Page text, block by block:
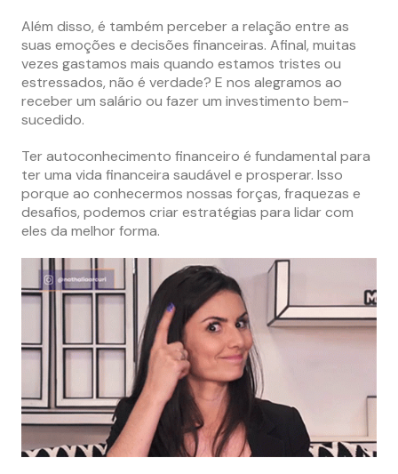
Além disso, é também perceber a relação entre as
suas emoções e decisões financeiras. Afinal, muitas
vezes gastamos mais quando estamos tristes ou
estressados, não é verdade? E nos alegramos ao
receber um salário ou fazer um investimento bem-
sucedido.
Ter autoconhecimento financeiro é fundamental para
ter uma vida financeira saudável e prosperar. Isso
porque ao conhecermos nossas forças, fraquezas e
desafios, podemos criar estratégias para lidar com
eles da melhor forma.